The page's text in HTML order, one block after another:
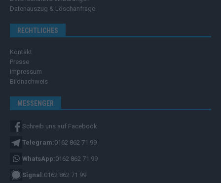
Datenauszug & Löschanfrage
RECHTLICHES
Kontakt
Presse
Impressum
Bildnachweis
MESSENGER
Schreib uns auf Facebook
Telegram:0162 862 71 99
WhatsApp:0162 862 71 99
Signal:0162 862 71 99